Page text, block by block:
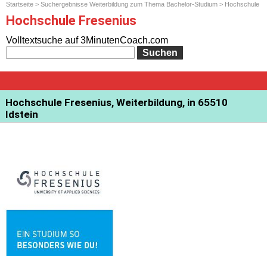
Startseite > Suchergebnisse Weiterbildung zum Thema Bachelor-Studium > Hochschule
Hochschule Fresenius
Volltextsuche auf 3MinutenCoach.com
Hochschule Fresenius, Weiterbildung, in 65510
Idstein